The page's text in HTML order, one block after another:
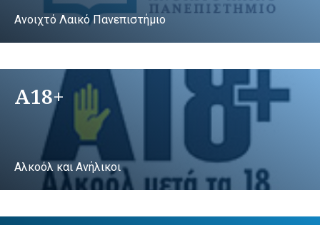
Ανοιχτό Λαικό Πανεπιστήμιο
A18+
Αλκοόλ και Ανήλικοι